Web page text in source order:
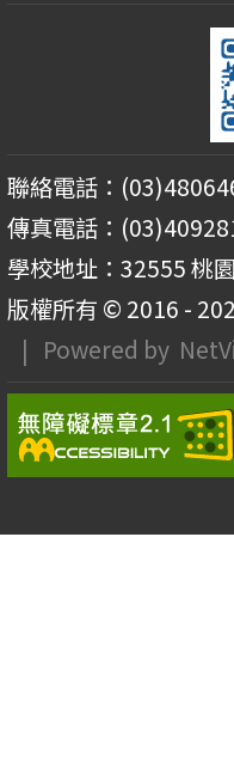
聯絡電話：
傳真電話：
學校地址：32555 桃
版權所有 © 2016 -
| Powered by